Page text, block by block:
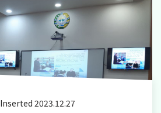
Inserted 2023.12.27